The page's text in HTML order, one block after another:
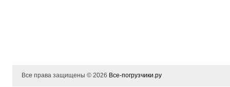
Все права защищены © 2026 Все-погрузчики.ру